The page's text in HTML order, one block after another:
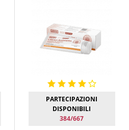
PARTECIPAZIONI
DISPONIBILI
384/667